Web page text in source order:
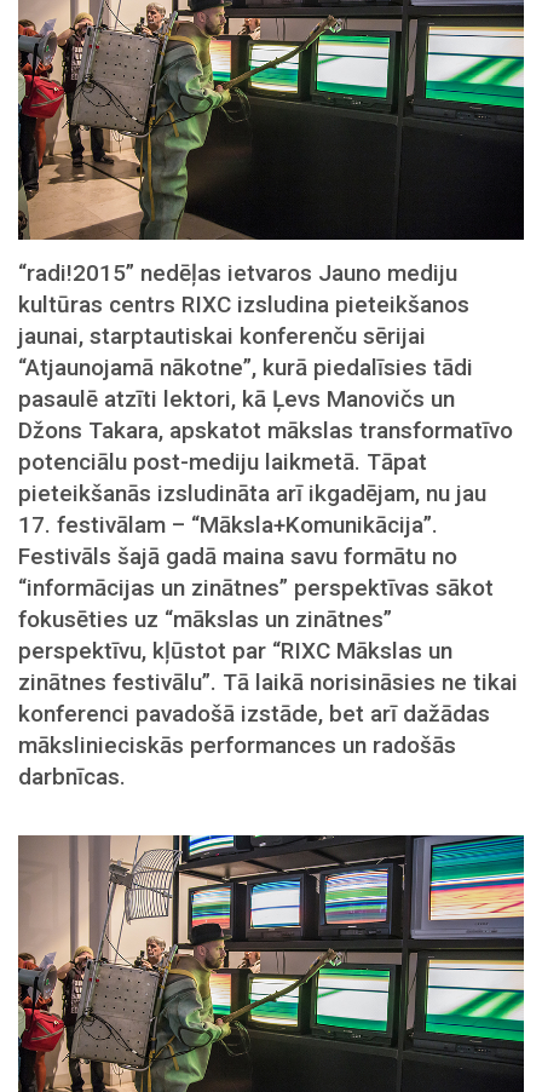
“radi!2015” nedēļas ietvaros Jauno mediju
kultūras centrs RIXC izsludina pieteikšanos
jaunai, starptautiskai konferenču sērijai
“Atjaunojamā nākotne”, kurā piedalīsies tādi
pasaulē atzīti lektori, kā Ļevs Manovičs un
Džons Takara, apskatot mākslas transformatīvo
potenciālu post-mediju laikmetā. Tāpat
pieteikšanās izsludināta arī ikgadējam, nu jau
17. festivālam – “Māksla+Komunikācija”.
Festivāls šajā gadā maina savu formātu no
“informācijas un zinātnes” perspektīvas sākot
fokusēties uz “mākslas un zinātnes”
perspektīvu, kļūstot par “RIXC Mākslas un
zinātnes festivālu”. Tā laikā norisināsies ne tikai
konferenci pavadošā izstāde, bet arī dažādas
mākslinieciskās performances un radošās
darbnīcas.